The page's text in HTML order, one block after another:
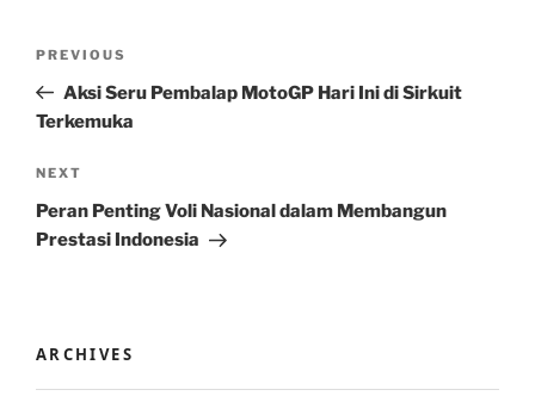
Previous
Post
PREVIOUS
Aksi Seru Pembalap MotoGP Hari Ini di Sirkuit
Terkemuka
Next
Post
NEXT
Peran Penting Voli Nasional dalam Membangun
Prestasi Indonesia
ARCHIVES